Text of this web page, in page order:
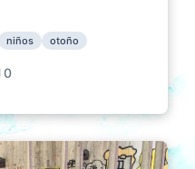
niños otoño
0